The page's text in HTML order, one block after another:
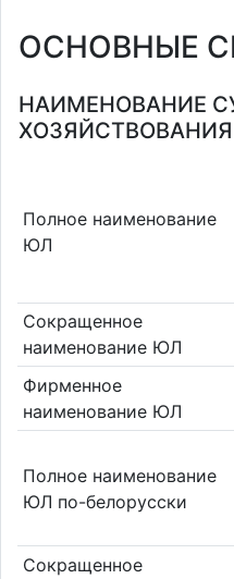
ОСНОВНЫЕ
НАИМЕНОВАНИЕ
ХОЗЯЙСТВОВАНИЯ
Полное наименование
ЮЛ
Сокращенное
наименование ЮЛ
Фирменное
наименование ЮЛ
Полное наименование
ЮЛ по-белорусски
Сокращенное